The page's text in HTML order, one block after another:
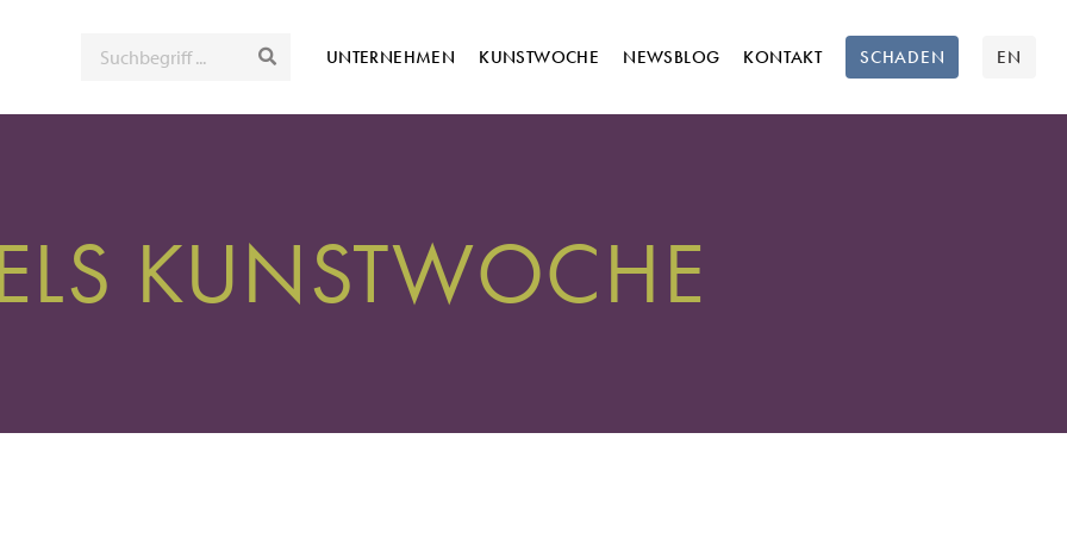
SUCHE UNTERNEHMEN KUNSTWOCHE NEWSBLOG KONTAKT SCHADEN EN
KUNSTWOCHE